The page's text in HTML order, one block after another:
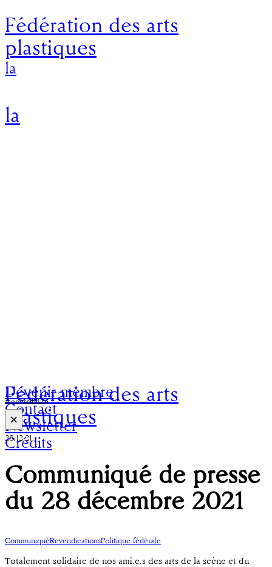
Fédération des arts
plastiques
la
la
Fédération des arts
plastiques
Devenir membre
Contact
Newsletter
Crédits
Accessibilité
×
28.12.21
Communiqué de presse
du 28 décembre 2021
CommuniquéRevendicationsPolitique fédérale
Totalement solidaire de nos ami.e.s des arts de la scène et du